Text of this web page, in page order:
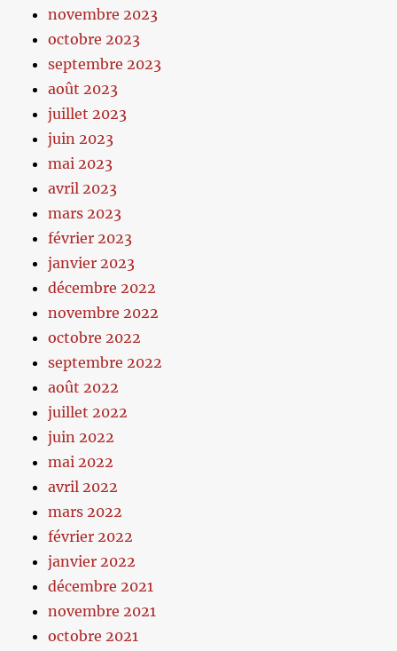
novembre 2023
octobre 2023
septembre 2023
août 2023
juillet 2023
juin 2023
mai 2023
avril 2023
mars 2023
février 2023
janvier 2023
décembre 2022
novembre 2022
octobre 2022
septembre 2022
août 2022
juillet 2022
juin 2022
mai 2022
avril 2022
mars 2022
février 2022
janvier 2022
décembre 2021
novembre 2021
octobre 2021